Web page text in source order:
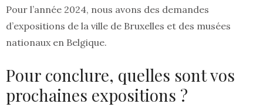
Pour l’année 2024, nous avons des demandes
d’expositions de la ville de Bruxelles et des musées
nationaux en Belgique.
Pour conclure, quelles sont vos
prochaines expositions ?